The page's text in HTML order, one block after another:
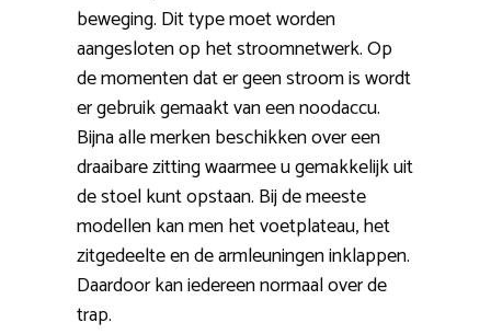
beweging. Dit type moet worden
aangesloten op het stroomnetwerk. Op
de momenten dat er geen stroom is wordt
er gebruik gemaakt van een noodaccu.
Bijna alle merken beschikken over een
draaibare zitting waarmee u gemakkelijk uit
de stoel kunt opstaan. Bij de meeste
modellen kan men het voetplateau, het
zitgedeelte en de armleuningen inklappen.
Daardoor kan iedereen normaal over de
trap.